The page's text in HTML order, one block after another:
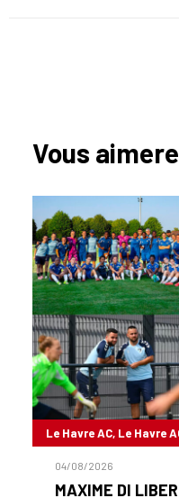
Vous
Le Havre AC, Le Havre
04/08/2026
MAXIME DI